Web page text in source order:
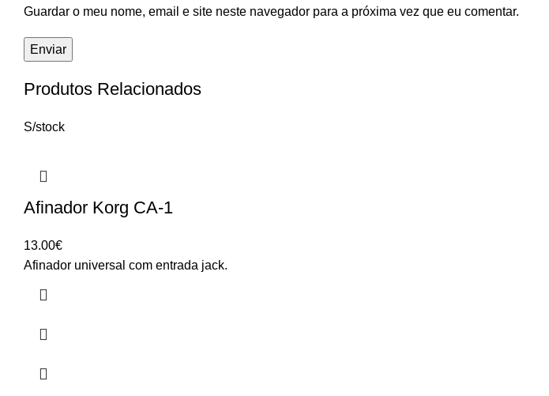
Guardar o meu nome, email e site neste navegador para a próxima vez que eu comentar.
Produtos Relacionados
S/stock
Afinador Korg CA-1
13.00€
Afinador universal com entrada jack.